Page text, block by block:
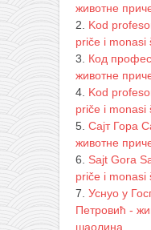
животне
Kod
priče i monasi
Код
животне
Kod
priče i monasi
Сајт Гора
животне
Sajt Gora
priče i monasi
Уснуо у
Петровић -
шаолина